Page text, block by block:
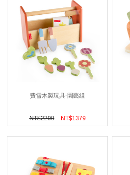
費雪木製玩具-園藝組
NT$2299 NT$1379